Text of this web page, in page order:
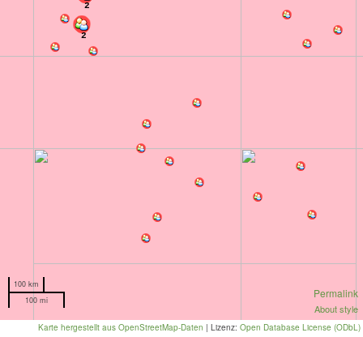
2
2
Permalink
About style
100 km
100 mi
Karte hergestellt aus OpenStreetMap-Daten | Lizenz: Open Database License (ODbL)